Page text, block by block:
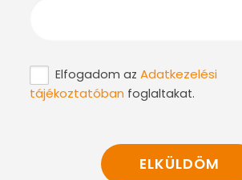
Elfogadom az Adatkezelési
tájékoztatóban foglaltakat.